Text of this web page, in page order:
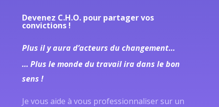
Devenez C.H.O. pour partager vos
convictions !
Plus il y aura d’acteurs du changement…
… Plus le monde du travail ira dans le bon
sens !
Je vous aide à vous professionnaliser sur un